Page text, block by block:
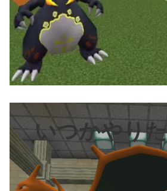
いつかやり